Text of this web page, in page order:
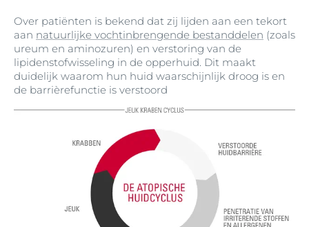
Over patiënten is bekend dat zij lijden aan een tekort
aan natuurlijke vochtinbrengende bestanddelen (zoals
ureum en aminozuren) en verstoring van de
lipidenstofwisseling in de opperhuid. Dit maakt
duidelijk waarom hun huid waarschijnlijk droog is en
de barrièrefunctie is verstoord